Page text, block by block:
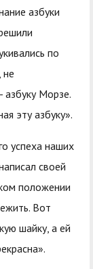
азбуки
по
не
азбуку Морзе.
эту азбуку».
успеха наших
своей
положении
Вот
шайку, а ей